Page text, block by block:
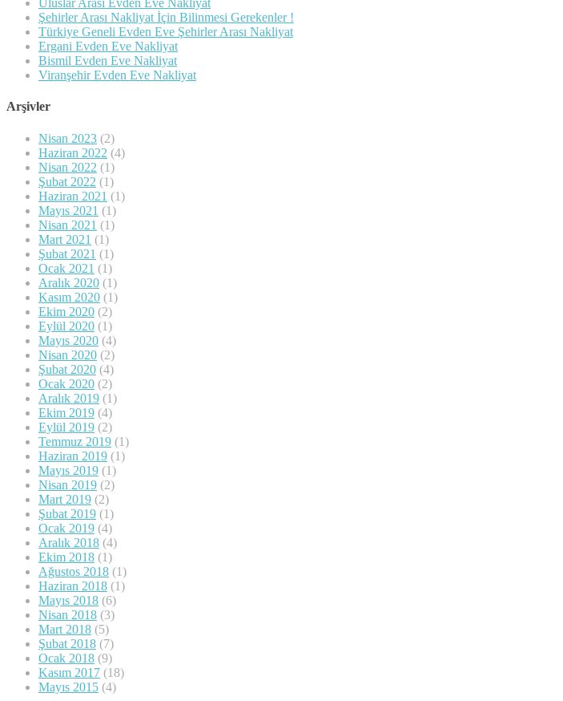
Uluslar Arası Evden Eve Nakliyat
Şehirler Arası Nakliyat İçin Bilinmesi Gerekenler !
Türkiye Geneli Evden Eve Şehirler Arası Nakliyat
Ergani Evden Eve Nakliyat
Bismil Evden Eve Nakliyat
Viranşehir Evden Eve Nakliyat
Arşivler
Nisan 2023 (2)
Haziran 2022 (4)
Nisan 2022 (1)
Şubat 2022 (1)
Haziran 2021 (1)
Mayıs 2021 (1)
Nisan 2021 (1)
Mart 2021 (1)
Şubat 2021 (1)
Ocak 2021 (1)
Aralık 2020 (1)
Kasım 2020 (1)
Ekim 2020 (2)
Eylül 2020 (1)
Mayıs 2020 (4)
Nisan 2020 (2)
Şubat 2020 (4)
Ocak 2020 (2)
Aralık 2019 (1)
Ekim 2019 (4)
Eylül 2019 (2)
Temmuz 2019 (1)
Haziran 2019 (1)
Mayıs 2019 (1)
Nisan 2019 (2)
Mart 2019 (2)
Şubat 2019 (1)
Ocak 2019 (4)
Aralık 2018 (4)
Ekim 2018 (1)
Ağustos 2018 (1)
Haziran 2018 (1)
Mayıs 2018 (6)
Nisan 2018 (3)
Mart 2018 (5)
Şubat 2018 (7)
Ocak 2018 (9)
Kasım 2017 (18)
Mayıs 2015 (4)